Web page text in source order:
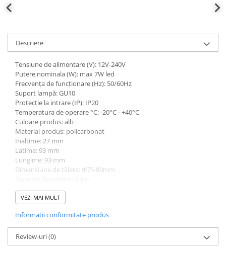
Cabluri electrice
NYY-J
Accesorii tablou
Blocuri de distributie
Busbar
Cleme cu conexiune rapida
Cleme derivatie
Cleme terminale
Cleme Wago
tablouri
Pini terminali
Contoare de energie
Doze si aparataj modular
Descriere
Tensiune de alimentare (V): 12V-240V
Putere nominala (W): max 7W led
Frecvența de funcționare (Hz): 50/60Hz
Suport lampă: GU10
Protecție la intrare (IP): IP20
Temperatura de operare °C: -20°C - +40°C
Culoare produs: alb
Material produs: policarbonat
Inaltime: 27 mm
Latime: 93 mm
Lungime: 93 mm
Dimensiune de tăiere: Φ75-80mm
Certificari: Da
Marcaj CE: Da
Evaluare de izolare: Clasa II
Tip conexiune: fir
Informații despre produs: Suport lampă GU10 inclus
Informații despre produs: anti-îngălbenire, rezistență la flacără,
VEZI MAI MULT
Informatii conformitate produs
Review-uri(0)